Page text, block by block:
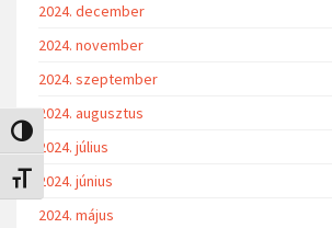
Nagy kontraszt váltása
Betűméret váltása
2024. december
2024. november
2024. szeptember
2024. augusztus
2024. július
2024. június
2024. május